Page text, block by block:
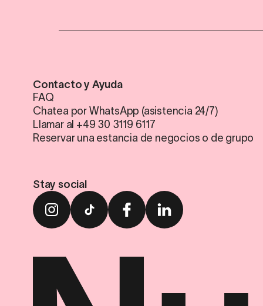
Contacto y Ayuda
FAQ
Chatea por WhatsApp (asistencia 24/7)
Llamar al +49 30 3119 6117
Reservar una estancia de negocios o de grupo
Stay social